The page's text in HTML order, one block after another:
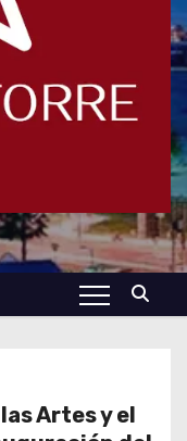
Artes y el